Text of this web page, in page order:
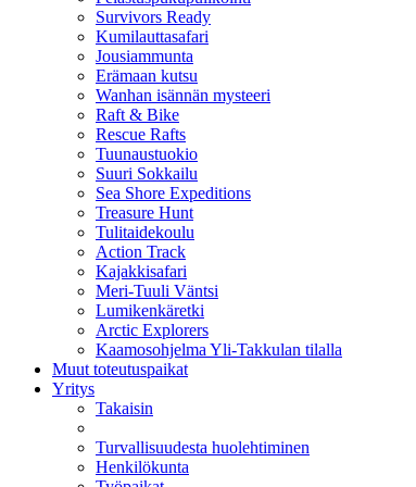
Survivors Ready
Kumilauttasafari
Jousiammunta
Erämaan kutsu
Wanhan isännän mysteeri
Raft & Bike
Rescue Rafts
Tuunaustuokio
Suuri Sokkailu
Sea Shore Expeditions
Treasure Hunt
Tulitaidekoulu
Action Track
Kajakkisafari
Meri-Tuuli Väntsi
Lumikenkäretki
Arctic Explorers
Kaamosohjelma Yli-Takkulan tilalla
Muut toteutuspaikat
Yritys
Takaisin
Turvallisuudesta huolehtiminen
Henkilökunta